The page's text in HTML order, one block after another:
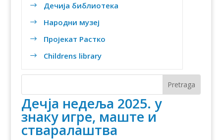
$ Дечија библиотека
$ Народни музеј
$ Пројекат Растко
$ Childrens library
Дечја недеља 2025. у
знаку игре, маште и
стваралаштва